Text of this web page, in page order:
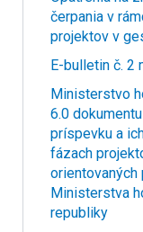
čerpania v
projektov v
E-bulletin č. 2
Ministerstvo
6.0
príspevku a
fázach
Ministerstva
republiky